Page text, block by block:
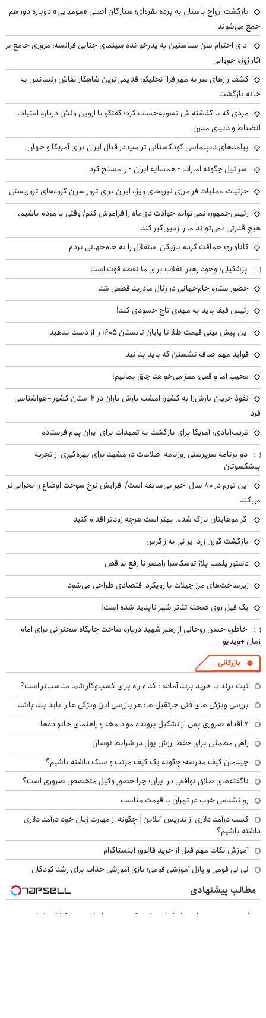
بازگشت ارواح باستان به پرده نقره‌ای؛ ستارگان اصلی «مومیایی» دوباره دور هم
جمع می‌شوند
ادای احترام سن سباستین به پدرخوانده سینمای جنایی فرانسه؛ مروری جامع بر
آثار ژوزه جووانی
کشف رازهای سر به مهر فرا آنجلیکو؛ قدیمی‌ترین شاهکار نقاش رنسانس به
خانه بازگشت
مردی که با گذشته‌اش تسویه‌حساب کرد؛ گفتگو با اروین ولش درباره اعتیاد،
انضباط و دنیای مدرن
پیامدهای دیپلماسی کودکستانی ترامپ در قبال ایران برای آمریکا و جهان
اسرائیل چگونه امارات - همسایه ایران - را مسلح کرد
جزئیات عملیات فرامرزی نیروهای ویژه ایران برای ترور سران گروه‌های تروریستی
رئیس‌جمهور: نمی‌توانم حوادث دی‌ماه را فراموش کنم/ وقتی با مردم باشیم،
هیچ قدرتی نمی‌تواند ما را زمین‌گیر کند
کاناوارو: حماقت کردم بازیکن استقلال را به جام‌جهانی بردم
پزشکیان: وجود رهبر انقلاب برای ما نقطه قوت است
حضور ستاره جام‌جهانی در رئال مادرید قطعی شد
رئیس فیفا باید به مهدی تاج حسودی کند!
این پیش بینی قیمت طلا تا پایان تابستان ۱۴۰۵ را از دست ندهید
فواید مهم صاف نشستن که باید بدانید
عجیب اما واقعی؛ مغز می‌خواهد چاق بمانیم!
نفوذ جریان بارش‌زا به کشور؛ امشب بارش باران در ۲ استان کشور +هواشناسی
فردا
غریب‌آبادی: آمریکا برای بازگشت به تعهدات برای ایران پیام فرستاده
دو برنامه سرپرستی روزنامه اطلاعات در مشهد برای بهره‌گیری از تجربه
پیشکسوتان
این تورم در ۸۰ سال اخیر بی‌سابقه است/ افزایش نرخ سوخت اوضاع را بحرانی‌تر
می‌کند
اگر موهایتان نازک شده، بهتر است هرچه زودتر اقدام کنید
بازگشت گوزن زرد ایرانی به زاگرس
دستور پلمب پلاژ توسکاسرا رامسر تا رفع نواقص
زیرساخت‌های مرز چیلات با رویکرد اقتصادی طراحی می‌شود
یک فیل روی صحنه تئاتر شهر ناپدید شده است!
خاطره حسن روحانی از رهبر شهید درباره ساخت جایگاه سخنرانی برای امام
زمان +ویدیو
بازرگانی
ثبت برند یا خرید برند آماده : کدام راه برای کسب‌وکار شما مناسب‌تر است؟
بررسی ویژگی های فنی جرثقیل ها: هر بازرسی این ویژگی ها را باید بلد باشد
۷ اقدام ضروری پس از تشکیل پرونده مواد مخدر؛ راهنمای خانواده‌ها
راهی مطمئن برای حفظ ارزش پول در شرایط نوسان
چیدمان کیف مدرسه؛ چگونه یک کیف مرتب و سبک داشته باشیم؟
ناگفته‌های طلاق توافقی در ایران؛ چرا حضور وکیل متخصص ضروری است؟
روانشناس خوب در تهران با قیمت مناسب
کسب درآمد دلاری از تدریس آنلاین | چگونه از مهارت زبان خود درآمد دلاری
داشته باشیم؟
آموزش نکات مهم قبل از خرید فالوور اینستاگرام
لی لی فومی و پازل آموزشی فومی؛ بازی آموزشی جذاب برای رشد کودکان
مطالب پیشنهادی
حمله به زردی دندان ها با ژل سفید کننده دندان! خرید40%تخفیف